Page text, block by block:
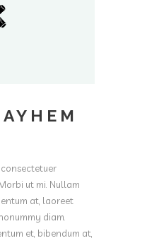
ut mi. Nullam
at, laoreet
diam.
et, bibendum at,